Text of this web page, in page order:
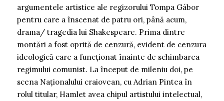
argumentele artistice ale regizorului Tompa Gábor
pentru care a înscenat de patru ori, până acum,
drama/ tragedia lui Shakespeare. Prima dintre
montări a fost oprită de cenzură, evident de cenzura
ideologică care a funcționat înainte de schimbarea
regimului comunist. La început de mileniu doi, pe
scena Naționalului craiovean, cu Adrian Pintea în
rolul titular, Hamlet avea chipul artistului intelectual,